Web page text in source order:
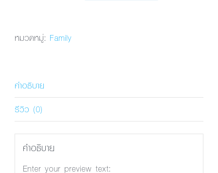
Pro
หมวดหมู่: Family
คำอธิบาย
รีวิว (0)
คำอธิบาย
Enter your preview text: